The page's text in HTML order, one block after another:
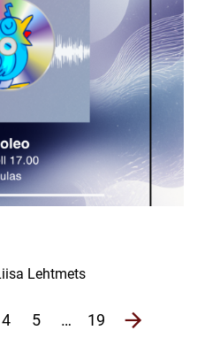
Lehtmets
Veebileht
4 Veebileht
5 … page
19 Järgmine